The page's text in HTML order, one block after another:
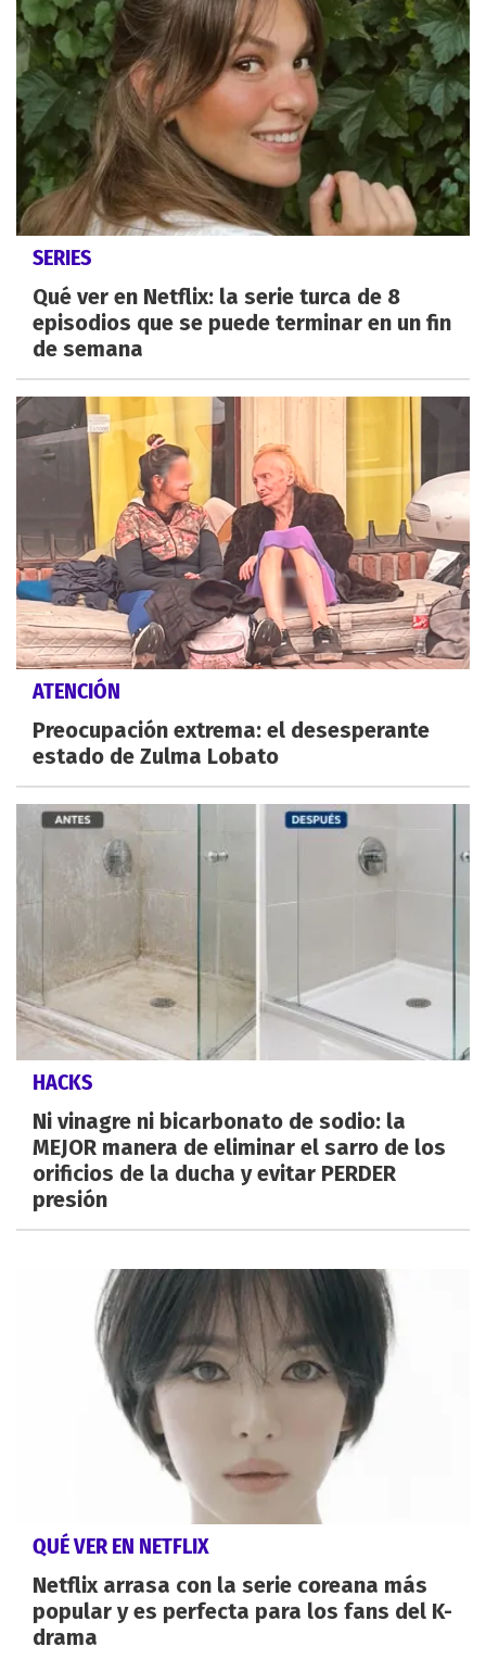
SERIES
Qué ver en Netflix: la serie turca de 8
episodios que se puede terminar en un fin
de semana
ATENCIÓN
Preocupación extrema: el desesperante
estado de Zulma Lobato
HACKS
Ni vinagre ni bicarbonato de sodio: la
MEJOR manera de eliminar el sarro de los
orificios de la ducha y evitar PERDER
presión
QUÉ VER EN NETFLIX
Netflix arrasa con la serie coreana más
popular y es perfecta para los fans del K-
drama